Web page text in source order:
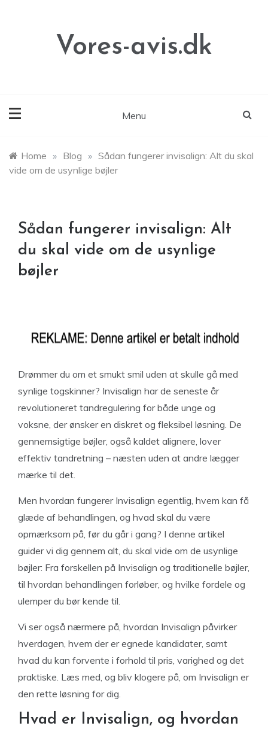
Vores-avis.dk
Menu
Home » Blog » Sådan fungerer invisalign: Alt du skal
vide om de usynlige bøjler
Sådan fungerer invisalign: Alt
du skal vide om de usynlige
bøjler
Drømmer du om et smukt smil uden at skulle gå med
synlige togskinner? Invisalign har de seneste år
revolutioneret tandregulering for både unge og
voksne, der ønsker en diskret og fleksibel løsning. De
gennemsigtige bøjler, også kaldet alignere, lover
effektiv tandretning – næsten uden at andre lægger
mærke til det.
Men hvordan fungerer Invisalign egentlig, hvem kan få
glæde af behandlingen, og hvad skal du være
opmærksom på, før du går i gang? I denne artikel
guider vi dig gennem alt, du skal vide om de usynlige
bøjler: Fra forskellen på Invisalign og traditionelle bøjler,
til hvordan behandlingen forløber, og hvilke fordele og
ulemper du bør kende til.
Vi ser også nærmere på, hvordan Invisalign påvirker
hverdagen, hvem der er egnede kandidater, samt
hvad du kan forvente i forhold til pris, varighed og det
praktiske. Læs med, og bliv klogere på, om Invisalign er
den rette løsning for dig.
Hvad er Invisalign, og hvordan